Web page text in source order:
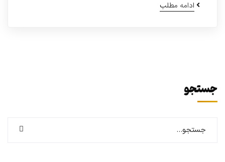
ادامه مطلب
جستجو